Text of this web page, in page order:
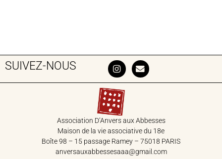
SUIVEZ-NOUS
Association D’Anvers aux Abbesses
Maison de la vie associative du 18‎e
Boîte 98 – 15 passage Ramey – 75018 PARIS
anversauxabbessesaaa@gmail.com